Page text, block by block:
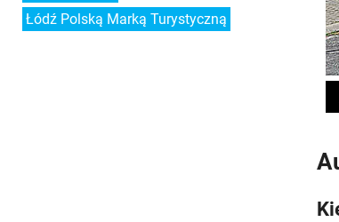
Łódź Polską Marką Turystyczną